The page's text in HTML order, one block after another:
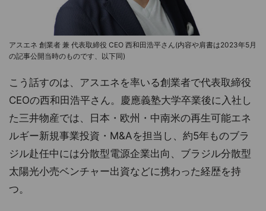
アスエネ 創業者 兼 代表取締役 CEO 西和田浩平さん(内容や肩書は2023年5月
の記事公開当時のものです、以下同)
こう話すのは、アスエネを率いる創業者で代表取締役
CEOの西和田浩平さん。慶應義塾大学卒業後に入社し
た三井物産では、日本・欧州・中南米の再生可能エネ
ルギー新規事業投資・M&Aを担当し、約5年ものブラ
ジル赴任中には分散型電源企業出向、ブラジル分散型
太陽光小売ベンチャー出資などに携わった経歴を持
つ。